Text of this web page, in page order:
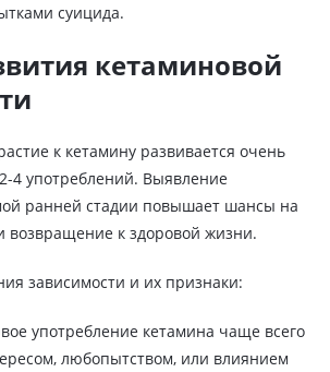
суицида.
кетаминовой
к кетамину развивается очень
4 употреблений. Выявление
ранней стадии повышает шансы на
возвращение к здоровой жизни.
зависимости и их признаки:
употребление кетамина чаще всего
любопытством, или влиянием